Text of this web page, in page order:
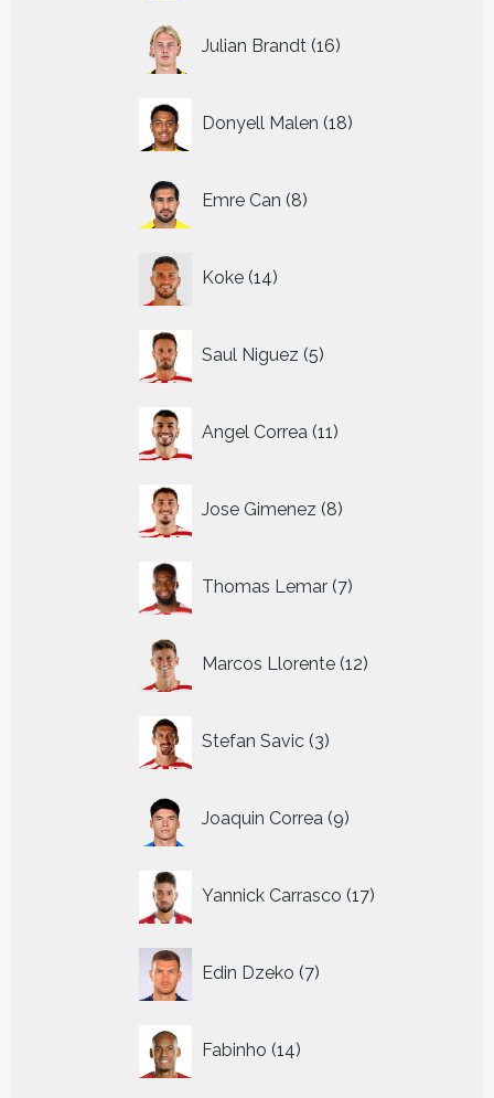
Julian Brandt 16
producten
Donyell Malen 18
producten
Emre Can 8
producten
Koke 14
producten
Saul Niguez 5
producten
Angel Correa 11
producten
Jose Gimenez 8
producten
Thomas Lemar 7
producten
Marcos Llorente 12
producten
Stefan Savic 3
producten
Joaquin Correa 9
producten
Yannick Carrasco 17
producten
Edin Dzeko 7
producten
Fabinho 14
producten